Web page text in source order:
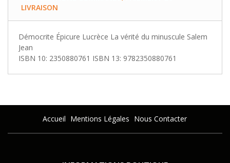
LIVRAISON
Démocrite Épicure Lucrèce La vérité du minuscule Salem
Jean
ISBN 10: 2350880761 ISBN 13: 9782350880761
Accueil Mentions Légales Nous Contacter